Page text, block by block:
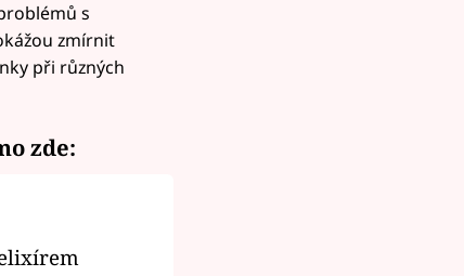
s
zmírnit
při různých
zde: